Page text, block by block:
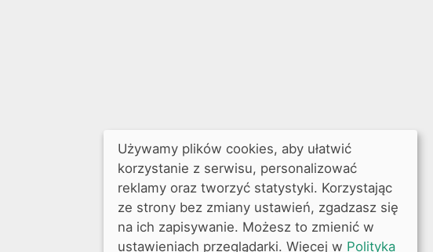
Używamy plików cookies, aby ułatwić
korzystanie z serwisu, personalizować
reklamy oraz tworzyć statystyki. Korzystając
ze strony bez zmiany ustawień, zgadzasz się
na ich zapisywanie. Możesz to zmienić w
ustawieniach przeglądarki. Więcej w Polityka